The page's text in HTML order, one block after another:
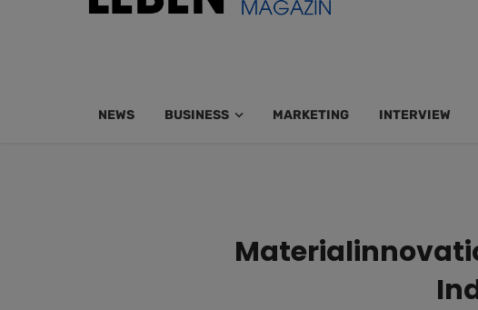
NEWS BUSINESS MARKETING INTERVIEW